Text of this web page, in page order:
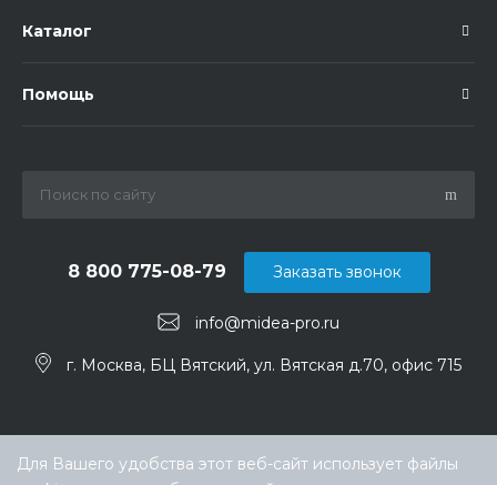
Каталог
Помощь
info@midea-pro.ru
8 800 775-08-79
г. Москва, БЦ Вятский, ул. Вятская д.70, офис 715
Заказать звонок
Для Вашего удобства этот веб-сайт использует файлы